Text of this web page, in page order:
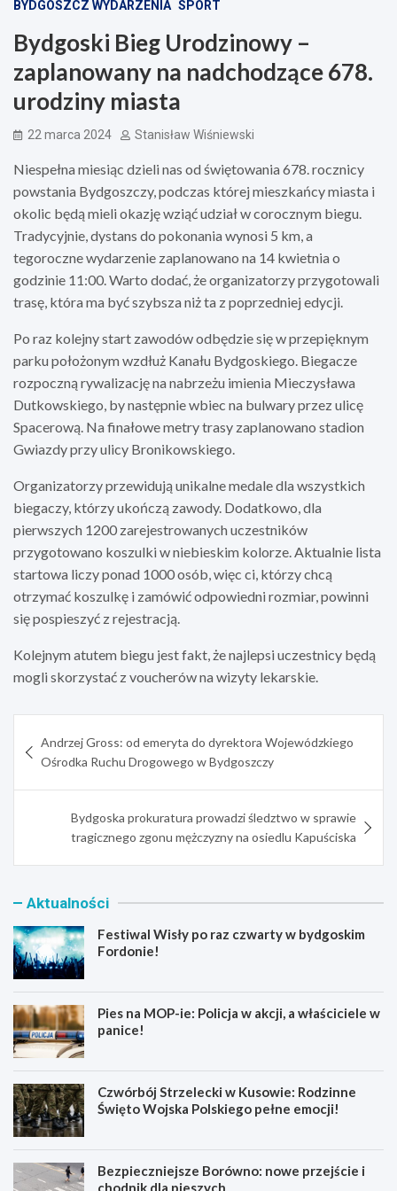
BYDGOSZCZ WYDARZENIA SPORT
Bydgoski Bieg Urodzinowy –
zaplanowany na nadchodzące 678.
urodziny miasta
22 marca 2024 Stanisław Wiśniewski
Niespełna miesiąc dzieli nas od świętowania 678. rocznicy
powstania Bydgoszczy, podczas której mieszkańcy miasta i
okolic będą mieli okazję wziąć udział w corocznym biegu.
Tradycyjnie, dystans do pokonania wynosi 5 km, a
tegoroczne wydarzenie zaplanowano na 14 kwietnia o
godzinie 11:00. Warto dodać, że organizatorzy przygotowali
trasę, która ma być szybsza niż ta z poprzedniej edycji.
Po raz kolejny start zawodów odbędzie się w przepięknym
parku położonym wzdłuż Kanału Bydgoskiego. Biegacze
rozpoczną rywalizację na nabrzeżu imienia Mieczysława
Dutkowskiego, by następnie wbiec na bulwary przez ulicę
Spacerową. Na finałowe metry trasy zaplanowano stadion
Gwiazdy przy ulicy Bronikowskiego.
Organizatorzy przewidują unikalne medale dla wszystkich
biegaczy, którzy ukończą zawody. Dodatkowo, dla
pierwszych 1200 zarejestrowanych uczestników
przygotowano koszulki w niebieskim kolorze. Aktualnie lista
startowa liczy ponad 1000 osób, więc ci, którzy chcą
otrzymać koszulkę i zamówić odpowiedni rozmiar, powinni
się pospieszyć z rejestracją.
Kolejnym atutem biegu jest fakt, że najlepsi uczestnicy będą
mogli skorzystać z voucherów na wizyty lekarskie.
wpisu
Andrzej Gross: od emeryta do dyrektora Wojewódzkiego
Ośrodka Ruchu Drogowego w Bydgoszczy
Bydgoska prokuratura prowadzi śledztwo w sprawie
tragicznego zgonu mężczyzny na osiedlu Kapuściska
Aktualności
Festiwal Wisły po raz czwarty w bydgoskim
Fordonie!
Pies na MOP-ie: Policja w akcji, a właściciele w
panice!
Czwórbój Strzelecki w Kusowie: Rodzinne
Święto Wojska Polskiego pełne emocji!
Bezpieczniejsze Borówno: nowe przejście i
chodnik dla pieszych